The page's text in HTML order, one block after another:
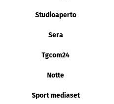
Studioaperto
Sera
Tgcom24
Notte
Sport mediaset